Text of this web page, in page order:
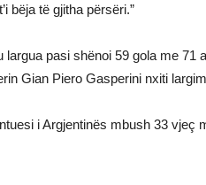
bëja të gjitha përsëri.”
largua pasi shënoi 59 gola me 71
Gian Piero Gasperini nxiti
i Argjentinës mbush 33 vjeç